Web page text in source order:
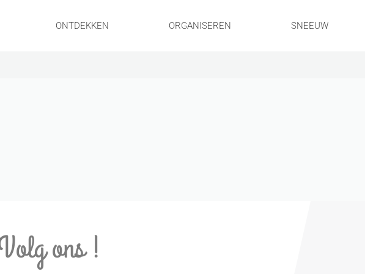
ONTDEKKEN ORGANISEREN SNEEUW
ons !